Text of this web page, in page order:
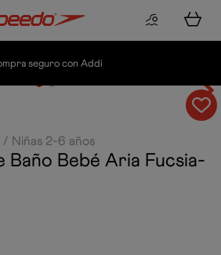
seguro con Addi
Niñas 2-6 años
Baño Bebé Aria Fucsia-